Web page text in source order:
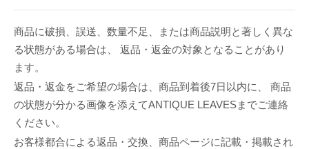
商品に破損、誤送、数量不足、または商品説明と著しく異な
る状態がある場合は、 返品・返金の対象となることがあり
ます。
返品・返金をご希望の場合は、商品到着後7日以内に、 商品
の状態が分かる画像を添えてANTIQUE LEAVESまでご連絡
ください。
お客様都合による返品・交換、商品ページに記載・掲載され